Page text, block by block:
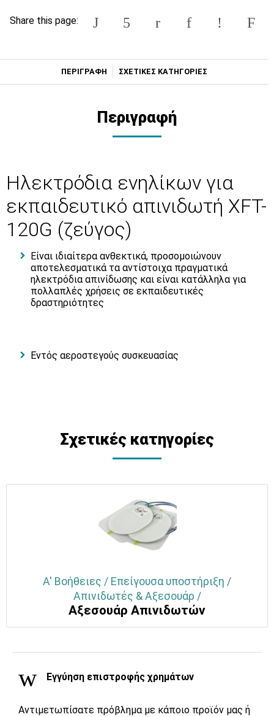
Share this page:
ΠΕΡΙΓΡΑΦΗ ΣΧΕΤΙΚΕΣ ΚΑΤΗΓΟΡΙΕΣ
Περιγραφή
Ηλεκτρόδια ενηλίκων για
εκπαιδευτικό απινιδωτή XFT-
120G (ζεύγος)
Είναι ιδιαίτερα ανθεκτικά, προσομοιώνουν
αποτελεσματικά τα αντίστοιχα πραγματικά
ηλεκτρόδια απινίδωσης και είναι κατάλληλα για
πολλαπλές χρήσεις σε εκπαιδευτικές
δραστηριότητες
Εντός αεροστεγούς συσκευασίας
Σχετικές κατηγορίες
Α' Βοήθειες / Επείγουσα υποστήριξη /
Απινιδωτές & Αξεσουάρ /
Αξεσουάρ Απινιδωτών
Εγγύηση επιστροφής χρημάτων
Αντιμετωπίσατε πρόβλημα με κάποιο προϊόν μας ή